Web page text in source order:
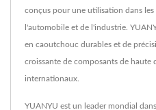
conçus pour une utilisation dans
l'automobile et de l'industrie.
en caoutchouc durables et de
croissante de composants de haute
internationaux.
YUANYU est un leader mondial